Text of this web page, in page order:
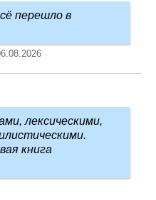
перешло в
лексическими,
книга